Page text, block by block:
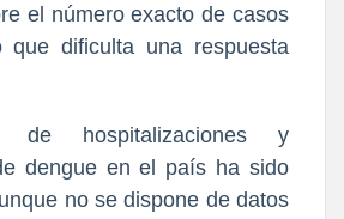
el número exacto de casos
dificulta una respuesta
de hospitalizaciones y
dengue en el país ha sido
no se dispone de datos